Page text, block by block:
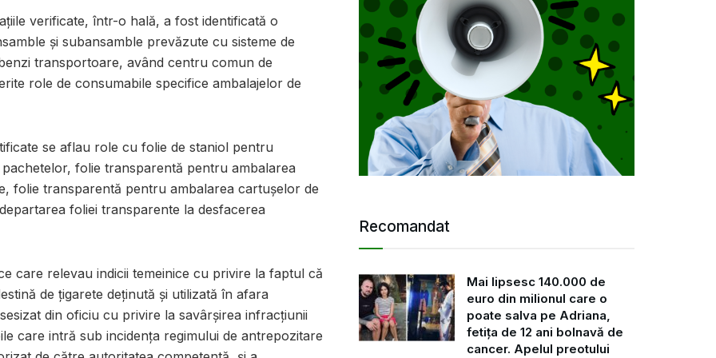
verificate, într-o hală, a fost identificată o
și subansamble prevăzute cu sisteme de
transportoare, având centru comun de
role de consumabile specifice ambalajelor de
se aflau role cu folie de staniol pentru
folie transparentă pentru ambalarea
folie transparentă pentru ambalarea cartușelor de
foliei transparente la desfacerea
care relevau indicii temeinice cu privire la faptul că
de țigarete deținută și utilizată în afara
din oficiu cu privire la savârșirea infracțiunii
care intră sub incidenţa regimului de antrepozitare
Recomandat
Mai lipsesc 140.000 de
euro din milionul care o
poate salva pe Adriana,
fetița de 12 ani bolnavă de
cancer. Apelul preotului